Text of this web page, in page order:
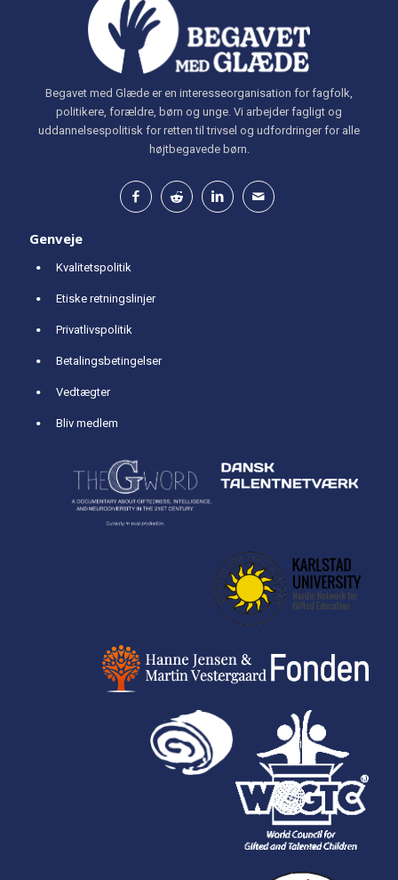
Begavet med Glæde er en interesseorganisation for fagfolk,
politikere, forældre, børn og unge. Vi arbejder fagligt og
uddannelsespolitisk for retten til trivsel og udfordringer for alle
højtbegavede børn.
Genveje
Kvalitetspolitik
Etiske retningslinjer
Privatlivspolitik
Betalingsbetingelser
Vedtægter
Bliv medlem